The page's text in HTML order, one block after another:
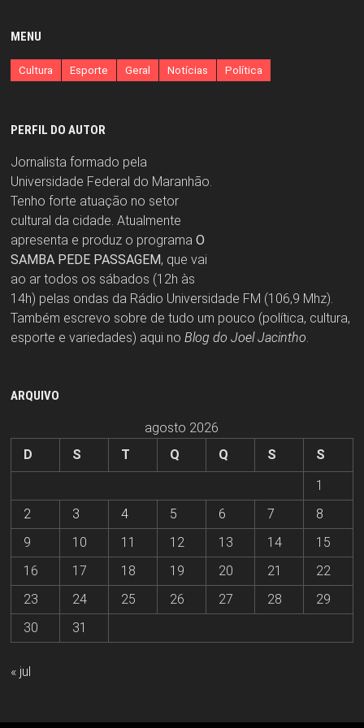
MENU
Cultura Esporte Geral Notícias Política
PERFIL DO AUTOR
Jornalista formado pela
Universidade Federal do Maranhão.
Tenho forte atuação no setor
cultural da cidade. Atualmente
apresenta e produz o programa O
SAMBA PEDE PASSAGEM, que vai
ao ar todos os sábados (12h às
14h) pelas ondas da Rádio Universidade FM (106,9 Mhz).
Também escrevo sobre de tudo um pouco (política, cultura,
esporte e variedades) aqui no Blog do Joel Jacintho.
ARQUIVO
agosto 2026
D
S T Q Q S
S
1
2
3 4 5 6 7
8
9
10 11 12 13 14
15
16
17 18 19 20 21
22
23
24 25 26 27 28
29
30
31
« jul